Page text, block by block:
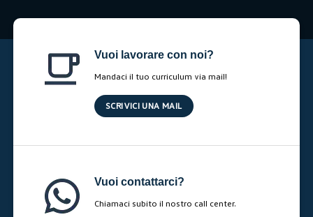
Vuoi lavorare con noi?
Mandaci il tuo curriculum via mail!
SCRIVICI UNA MAIL
Vuoi contattarci?
Chiamaci subito il nostro call center.